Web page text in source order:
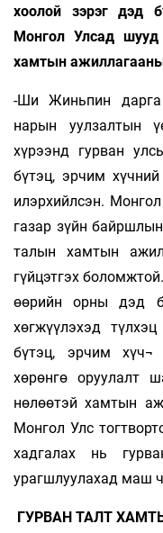
хоолой зэрэг дэд
Монгол Улсад шууд
хамтын
-Ши Жиньпин дарга
нарын уулзалтын
хүрээнд гурван
бүтэц, эрчим
илэрхийлсэн.
газар зүйн
талын хамтын
гүйцэтгэх
өөрийн орны дэд
хөгжүүлэхэд
бүтэц, эрчим
хөрөнгө оруулалт
нөлөөтэй хамтын
Монгол Улс
хадгалах нь
урагшлуулахад маш
ГУРВАН ТАЛТ